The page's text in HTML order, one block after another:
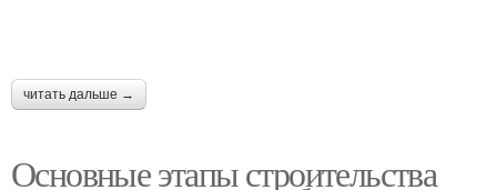
читать дальше →
Основные этапы строительства